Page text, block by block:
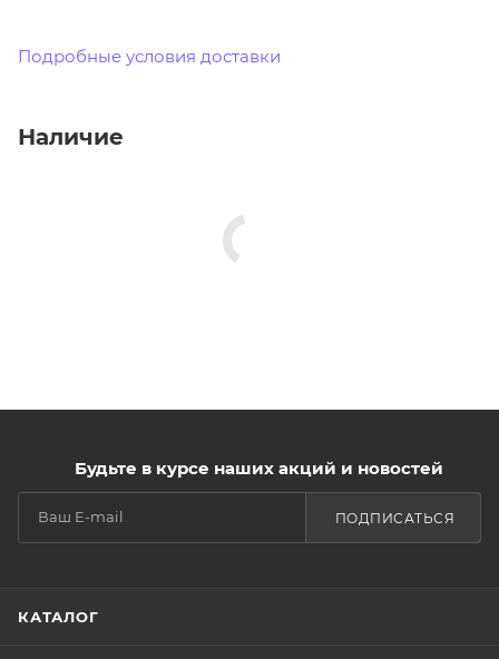
Подробные условия доставки
Наличие
Будьте в курсе наших акций и новостей
ПОДПИСАТЬСЯ
КАТАЛОГ